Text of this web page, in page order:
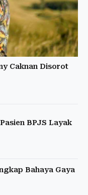
Caknan Disorot
BPJS Layak
Bahaya Gaya